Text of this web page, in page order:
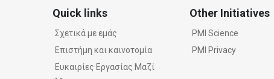
Quick links
Σχετικά με εμάς
Επιστήμη και καινοτομία
Ευκαιρίες Εργασίας Μαζί
Other Initiatives
PMI Science
PMI Privacy